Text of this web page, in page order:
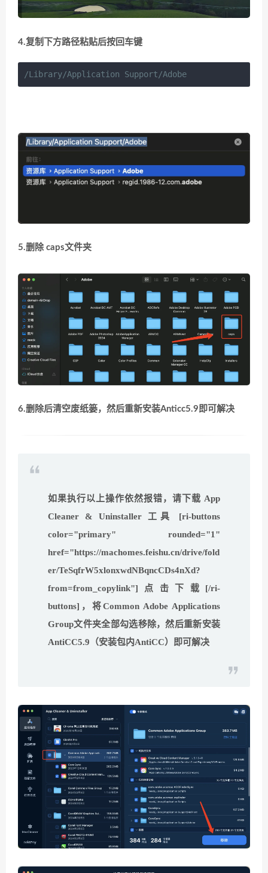
4.复制下方路径粘贴后按回车键
/Library/Application Support/Adobe
5.删除 caps文件夹
6.删除后清空废纸篓，然后重新安装Anticc5.9即可解决
如果执行以上操作依然报错，请下载 App
Cleaner & Uninstaller 工具 [ri-buttons
color="primary" rounded="1"
href="https://machomes.feishu.cn/drive/fold
er/TeSqfrW5xlonxwdNBqncCDs4nXd?
from=from_copylink"]点击下载[/ri-
buttons]，将Common Adobe Applications
Group文件夹全部勾选移除，然后重新安装
AntiCC5.9（安装包内AntiCC）即可解决